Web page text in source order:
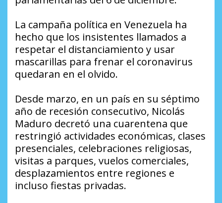
La campaña política en Venezuela ha
hecho que los insistentes llamados a
respetar el distanciamiento y usar
mascarillas para frenar el coronavirus
quedaran en el olvido.
Desde marzo, en un país en su séptimo
año de recesión consecutivo, Nicolás
Maduro decretó una cuarentena que
restringió actividades económicas, clases
presenciales, celebraciones religiosas,
visitas a parques, vuelos comerciales,
desplazamientos entre regiones e
incluso fiestas privadas.